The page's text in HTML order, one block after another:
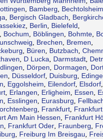
Bamberg Bechtolsheim
Bergisch Gladbach
, Berlin Bielefeld
Bochum Böblingen Bohmte,
Brechen Bremen
Büren Butzbach
D Lucka Darmstadt,
Dörpen Dormagen
Düsseldorf, Duisburg
Eggolsheim Eilendorf, Elsdorf,
, Erlangen Erligheim Essen
Esslingen Eurasburg
Frankfurt,
Am Main Hessen Frankfurt
Frankfurt Oder, Fraunberg
Freiburg Im Breisgau